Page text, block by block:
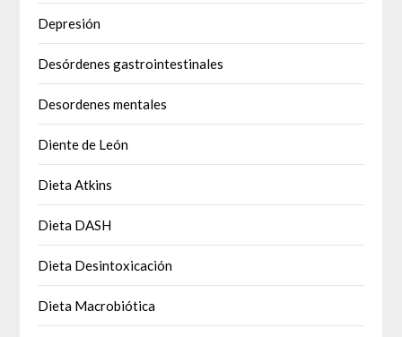
Depresión
Desórdenes gastrointestinales
Desordenes mentales
Diente de León
Dieta Atkins
Dieta DASH
Dieta Desintoxicación
Dieta Macrobiótica